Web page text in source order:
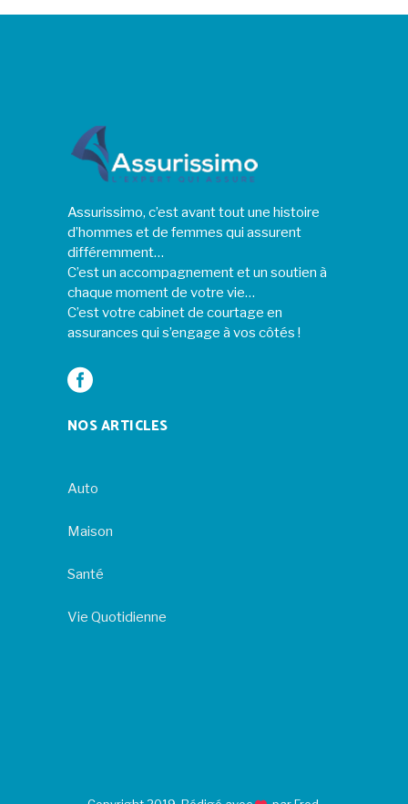
Assurissimo, c’est avant tout une histoire
d’hommes et de femmes qui assurent
différemment…
C’est un accompagnement et un soutien à
chaque moment de votre vie…
C’est votre cabinet de courtage en
assurances qui s’engage à vos côtés !
NOS ARTICLES
Auto
Maison
Santé
Vie Quotidienne